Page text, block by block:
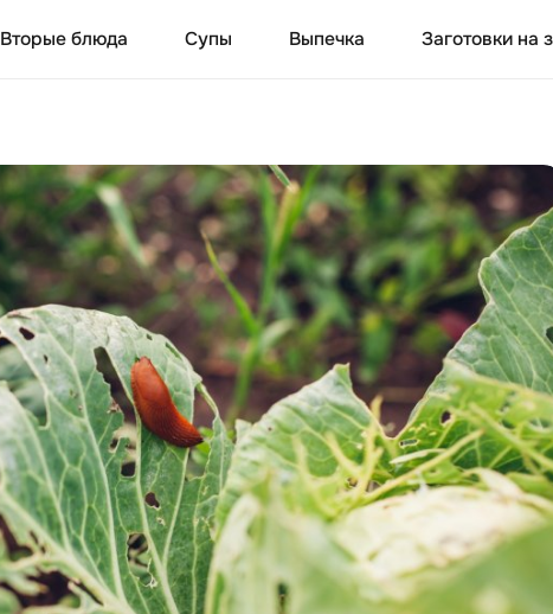
Вторые блюда Супы Выпечка Заготовки на